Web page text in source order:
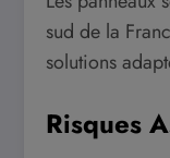
sud de la
solutions
Risques